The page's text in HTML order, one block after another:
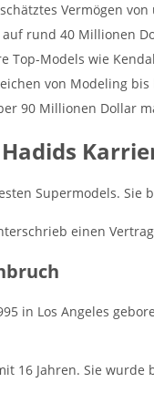
Vermögen
rund 40 Millionen
Top-Models wie
von Modeling
90 Millionen Dollar
Supermodels.
einen
in Los Angeles
16 Jahren. Sie